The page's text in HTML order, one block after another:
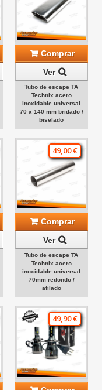
Comprar
Ver
Tubo de escape TA
Technix acero
inoxidable universal
70 x 140 mm bridado /
biselado
49,00 €
Comprar
Ver
Tubo de escape TA
Technix acero
inoxidable universal
70mm redondo /
afilado
49,90 €